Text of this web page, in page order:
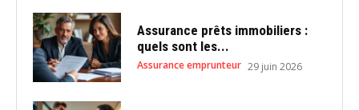
Assurance prêts immobiliers :
quels sont les...
Assurance emprunteur 29 juin 2026